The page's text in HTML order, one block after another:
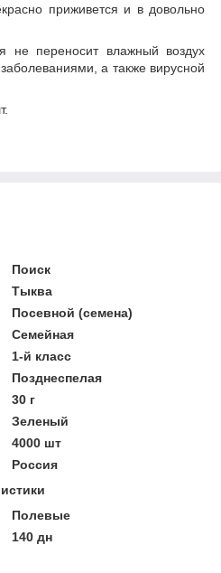
приживется и в довольно
не переносит влажный воздух
а также вирусной
Поиск
Тыква
Посевной (семена)
Семейная
1-й класс
Позднеспелая
30 г
Зеленый
4000 шт
Россия
Полевые
140 дн